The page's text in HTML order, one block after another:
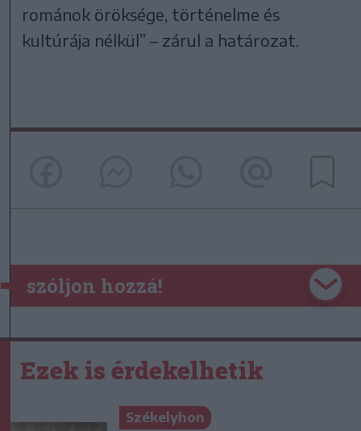
románok öröksége, történelme és
kultúrája nélkül” – zárul a határozat.
szóljon hozzá!
Ezek is érdekelhetik
Székelyhon